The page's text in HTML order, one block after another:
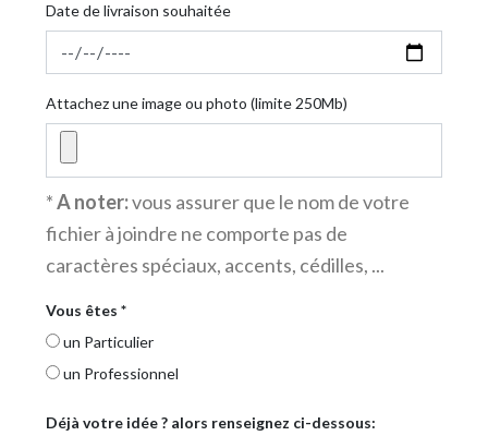
Date de livraison souhaitée
Attachez une image ou photo (limite 250Mb)
*A noter:vous assurer que le nom de votre
fichier à joindre ne comporte pas de
caractères spéciaux, accents, cédilles, ...
Vous êtes *
un Particulier
un Professionnel
Déjà votre idée ? alors renseignez ci-dessous: